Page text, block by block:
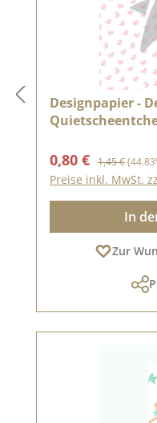
Designpapier -
Verkaufspreis:
0,80 € Regulärer
1,45 €
Preise inkl. MwSt.
In
Zur